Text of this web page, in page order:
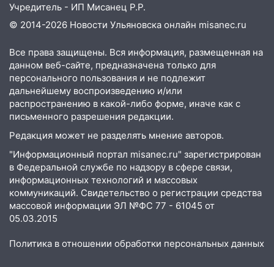
Учредитель - ИП Мисанец Р.Р.
© 2014-2026 Новости Ульяновска онлайн misanec.ru
Все права защищены. Вся информация, размещенная на
данном веб-сайте, предназначена только для
персонального пользования и не подлежит
дальнейшему воспроизведению и/или
распространению в какой-либо форме, иначе как с
письменного разрешения редакции.
Редакция может не разделять мнение авторов.
"Информационный портал misanec.ru" зарегистрирован
в Федеральной службе по надзору в сфере связи,
информационных технологий и массовых
коммуникаций. Свидетельство о регистрации средства
массовой информации ЭЛ №ФС 77 - 61045 от
05.03.2015
Политика в отношении обработки персональных данных